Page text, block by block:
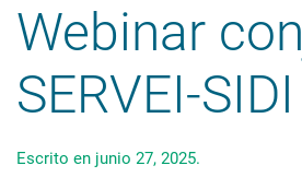
Webinar
SERVEI-SIDI
Escrito en junio 27, 2025.